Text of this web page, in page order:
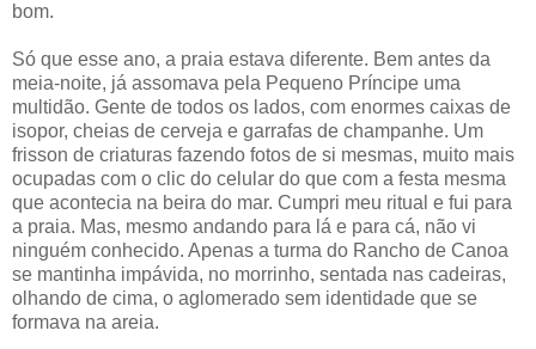
bom.
Só que esse ano, a praia estava diferente. Bem antes da
meia-noite, já assomava pela Pequeno Príncipe uma
multidão. Gente de todos os lados, com enormes caixas de
isopor, cheias de cerveja e garrafas de champanhe. Um
frisson de criaturas fazendo fotos de si mesmas, muito mais
ocupadas com o clic do celular do que com a festa mesma
que acontecia na beira do mar. Cumpri meu ritual e fui para
a praia. Mas, mesmo andando para lá e para cá, não vi
ninguém conhecido. Apenas a turma do Rancho de Canoa
se mantinha impávida, no morrinho, sentada nas cadeiras,
olhando de cima, o aglomerado sem identidade que se
formava na areia.